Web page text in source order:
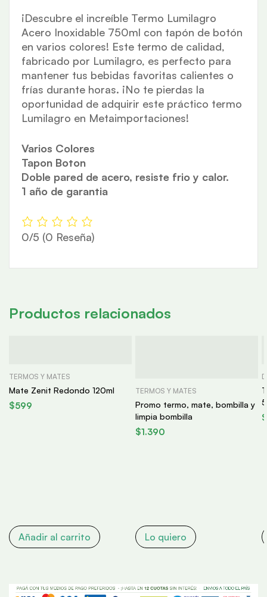
¡Descubre el increíble Termo Lumilagro
Acero Inoxidable 750ml con tapón de botón
en varios colores! Este termo de calidad,
fabricado por Lumilagro, es perfecto para
mantener tus bebidas favoritas calientes o
frías durante horas. ¡No te pierdas la
oportunidad de adquirir este práctico termo
Lumilagro en Metaimportaciones!
Varios Colores
Tapon Boton
Doble pared de acero, resiste frio y calor.
1 año de garantia
0/5 (0 Reseña)
Productos relacionados
TERMOS Y MATES
Mate Zenit Redondo 120ml
$599
Añadir al carrito
TERMOS Y MATES
Promo termo, mate, bombilla y
limpia bombilla
$1.390
Lo quiero
$